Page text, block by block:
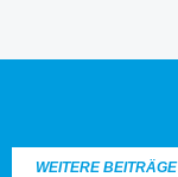
WEITERE BEITRÄGE